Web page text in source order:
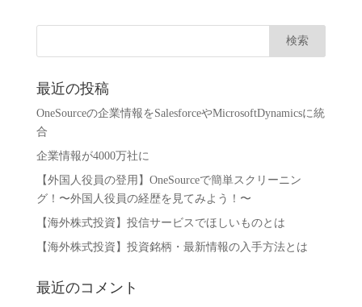
最近の投稿
OneSourceの企業情報をSalesforceやMicrosoftDynamicsに統
合
企業情報が4000万社に
【外国人役員の登用】OneSourceで簡単スクリーニン
グ！〜外国人役員の経歴を見てみよう！〜
【海外株式投資】投信サービスでほしいものとは
【海外株式投資】投資銘柄・最新情報の入手方法とは
最近のコメント